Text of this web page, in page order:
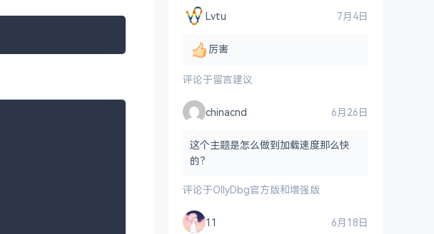
Lvtu 7月4日
厉害
评论于留言建议
chinacnd 6月26日
这个主题是怎么做到加载速度那么快
的？
评论于OllyDbg官方版和增强版
11 6月18日